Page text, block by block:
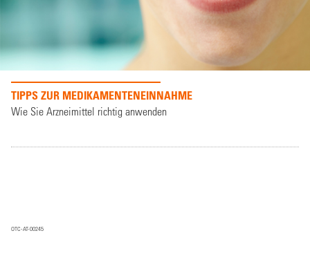
TIPPS ZUR MEDIKAMENTENEINNAHME
Wie Sie Arzneimittel richtig anwenden
OTC-AT-00245